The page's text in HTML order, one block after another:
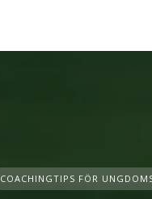
COACHINGTIPS FÖR